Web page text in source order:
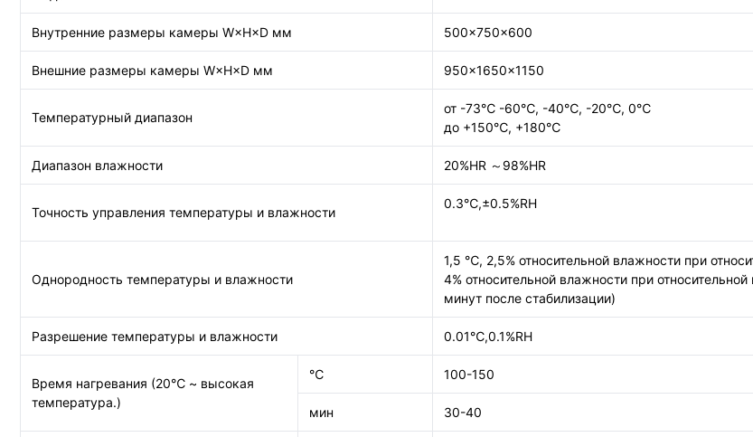
Внутренние размеры камеры W×H×D мм 500×750×600
Внешние размеры камеры W×H×D мм 950×1650×1150
Температурный диапазон
от -73℃ -60℃, -40℃, -20℃, 0℃
до +150℃, +180℃
Диапазон влажности 20%HR ～98%HR
Точность управления температуры и влажности
0.3℃,±0.5%RH
Однородность температуры и влажности
1,5 ℃, 2,5% относительной влажности при
4% относительной влажности при
минут после стабилизации)
Разрешение температуры и влажности 0.01℃,0.1%RH
Время нагревания (20℃ ~ высокая
температура.)
℃ 100-150
мин 30-40